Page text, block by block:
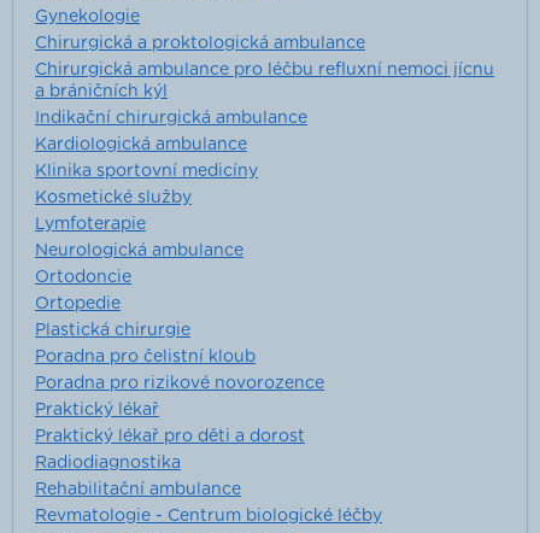
Gynekologie
Chirurgická a proktologická ambulance
Chirurgická ambulance pro léčbu refluxní nemoci jícnu
a bráničních kýl
Indikační chirurgická ambulance
Kardiologická ambulance
Klinika sportovní medicíny
Kosmetické služby
Lymfoterapie
Neurologická ambulance
Ortodoncie
Ortopedie
Plastická chirurgie
Poradna pro čelistní kloub
Poradna pro rizikové novorozence
Praktický lékař
Praktický lékař pro děti a dorost
Radiodiagnostika
Rehabilitační ambulance
Revmatologie - Centrum biologické léčby